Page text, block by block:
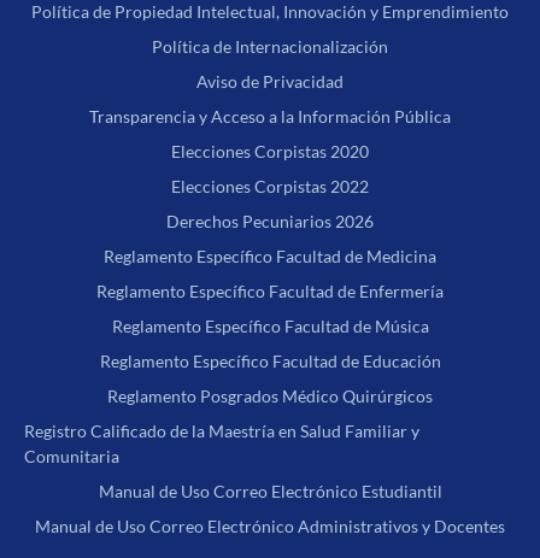
Política de Propiedad Intelectual, Innovación y Emprendimiento
Política de Internacionalización
Aviso de Privacidad
Transparencia y Acceso a la Información Pública
Elecciones Corpistas 2020
Elecciones Corpistas 2022
Derechos Pecuniarios 2026
Reglamento Específico Facultad de Medicina
Reglamento Específico Facultad de Enfermería
Reglamento Específico Facultad de Música
Reglamento Específico Facultad de Educación
Reglamento Posgrados Médico Quirúrgicos
Registro Calificado de la Maestría en Salud Familiar y
Comunitaria
Manual de Uso Correo Electrónico Estudiantil
Manual de Uso Correo Electrónico Administrativos y Docentes